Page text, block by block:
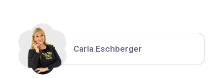
Carla Eschberger